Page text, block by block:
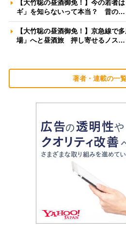
【大竹聡の昼酒御免！】今の若者
ギ」を知らないって本当？ 昔の…
【大竹聡の昼酒御免！】京急線で
場」へと昼酒旅 押し寄せるノス…
著者・連載の一